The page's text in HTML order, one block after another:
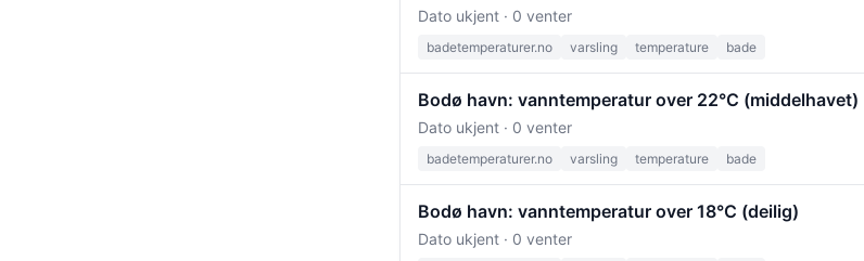
Dato ukjent · 0 venter
badetemperaturer.no varsling temperature bade
Bodø havn: vanntemperatur over 22°C (middelhavet)
Dato ukjent · 0 venter
badetemperaturer.no varsling temperature bade
Bodø havn: vanntemperatur over 18°C (deilig)
Dato ukjent · 0 venter